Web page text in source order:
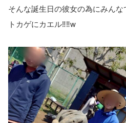
そんな誕生日の彼女の為にみん
トカゲにカエル‼️‼️w